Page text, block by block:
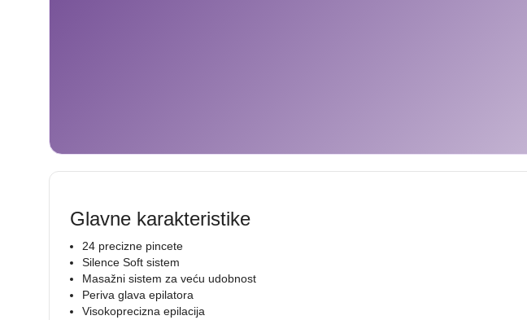
Glavne karakteristike
24 precizne pincete
Silence Soft sistem
Masažni sistem za veću udobnost
Periva glava epilatora
Visokoprecizna epilacija